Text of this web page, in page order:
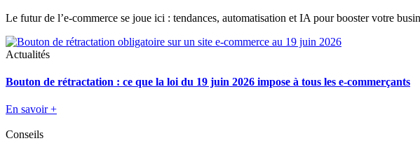
Le futur de l’e-commerce se joue ici : tendances, automatisation et IA pour booster votre
Actualités
Bouton de rétractation : ce que la loi du 19 juin 2026 impose à tous les e-commerçants
En savoir +
Conseils